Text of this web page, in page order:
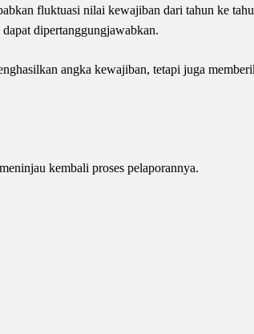
fluktuasi nilai kewajiban dari tahun ke
dipertanggungjawabkan.
angka kewajiban, tetapi juga
kembali proses pelaporannya.